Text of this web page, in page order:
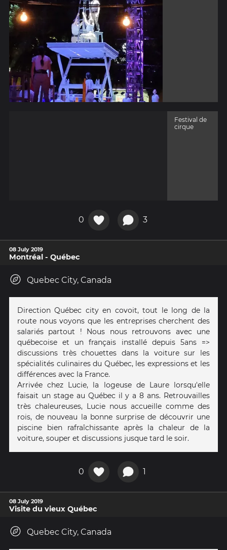
Festival de
cirque
0 3
08 July 2019
Montréal - Québec
Quebec City, Canada
Direction Québec city en covoit, tout le long de la
route nous voyons que les entreprises cherchent des
salariés partout ! Nous nous retrouvons avec une
québecoise et un français installé depuis 5ans =>
discussions très chouettes dans la voiture sur les
spécialités culinaires du Québec, les expressions et les
différences avec la France.
Arrivée chez Lucie, la logeuse de Laure lorsqu'elle
faisait un stage au Québec il y a 8 ans. Retrouvailles
très chaleureuses, Lucie nous accueille comme des
rois, de nouveau la bonne surprise de découvrir une
piscine bien rafraîchissante après la chaleur de la
voiture, souper et discussions jusque tard le soir.
0 1
08 July 2019
Visite du vieux Québec
Quebec City, Canada